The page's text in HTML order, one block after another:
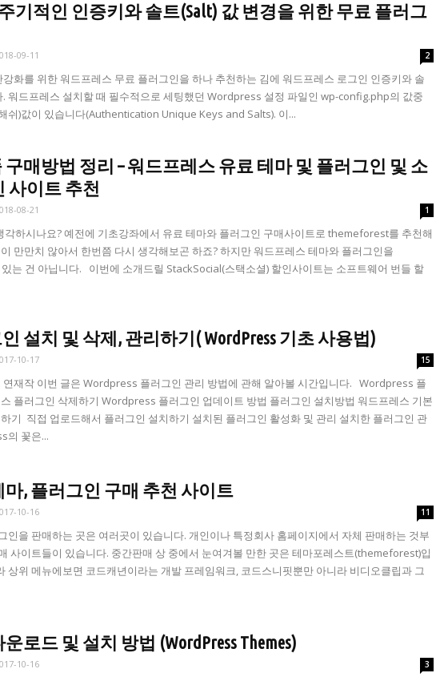
기적인 인증키와 솔트(Salt) 값 변경을 위한 무료 플러그
09-11 2
화를 위한 워드프레스 무료 플러그인을 하나 추천하는 김에 워드프레스 로그인 인증키와 솔
. 워드프레스 설치할 때 필수적으로 세팅했던 Wordpress 설정 파일인 wp-config.php의 값중
쉬)값이 있습니다(Authentication Unique Keys and Salts). 이...
매방법 정리 – 워드프레스 유료 테마 및 플러그인 및 소
사이트 추천
08-21 1
각하시나요? 예전에 기초강좌에서 유료 테마와 플러그인 구매사이트로 themeforest를 추천해
만만치 않아서 한번쯤 다시 생각해보곤 하죠? 하지만 워드프레스 테마와 플러그인을
는 건 아닙니다. 이번에 소개드릴 StackSocial(스택소셜) 할인사이트는 소프트웨어 번들 할
설치 및 삭제, 관리하기( WordPress 기초 사용법)
10-17 15
연재작 이번 글은 Wordpress 플러그인 관리 방법에 관해 알아볼 시간입니다. Wordpress 플
플러그인 삭제하기 Wordpress 플러그인 업데이트 방법 플러그인 설치방법 워드프레스 기본
기 직접 업로드해서 플러그인 설치하기 설치된 플러그인 활성화 및 관리 설치한 플러그인 관
의 꽃은...
, 플러그인 구매 추천 사이트
10-16 11
을 판매하는 곳은 여러곳이 있습니다. 개인이나 특정회사 홈페이지에서 자체 판매하는 것부
사이트들이 있습니다. 중간판매 상 중에서 눈여겨볼 만한 곳은 테마포레스트(themeforest)입
상위 메뉴에보면 코드캐년이라는 개발 프레임워크, 코드스니핏뿐만 아니라 비디오클립과 그
로드 및 설치 방법 (WordPress Themes)
10-16 3